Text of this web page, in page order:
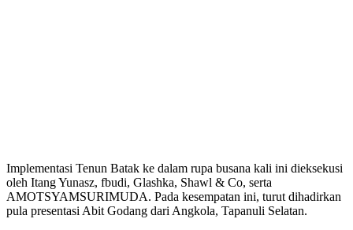
Implementasi Tenun Batak ke dalam rupa busana kali ini dieksekusi
oleh Itang Yunasz, fbudi, Glashka, Shawl & Co, serta
AMOTSYAMSURIMUDA. Pada kesempatan ini, turut dihadirkan
pula presentasi Abit Godang dari Angkola, Tapanuli Selatan.